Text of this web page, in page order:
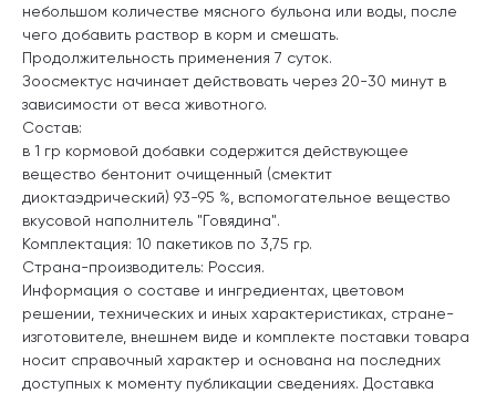
небольшом количестве мясного бульона или воды, после
чего добавить раствор в корм и смешать.
Продолжительность применения 7 суток.
Зоосмектус начинает действовать через 20-30 минут в
зависимости от веса животного.
Состав:
в 1 гр кормовой добавки содержится действующее
вещество бентонит очищенный (смектит
диоктаэдрический) 93-95 %, вспомогательное вещество
вкусовой наполнитель "Говядина".
Комплектация: 10 пакетиков по 3,75 гр.
Страна-производитель: Россия.
Информация о составе и ингредиентах, цветовом
решении, технических и иных характеристиках, стране-
изготовителе, внешнем виде и комплекте поставки товара
носит справочный характер и основана на последних
доступных к моменту публикации сведениях. Доставка